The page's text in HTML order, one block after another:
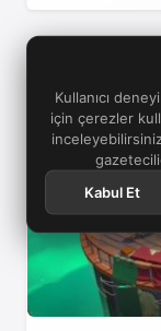
Kullanıcı
için çerezler
Kabul Et